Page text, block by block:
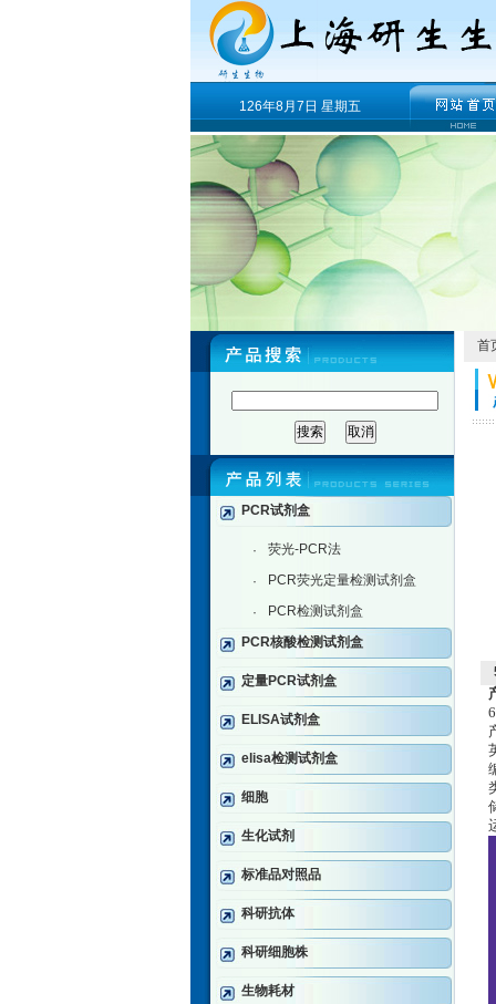
126年8月7日 星期五
PCR试剂盒
· 荧光-PCR法
· PCR荧光定量检测试剂盒
·
PCR检测试剂盒
PCR核酸检测试剂盒
定量PCR试剂盒
ELISA试剂盒
elisa检测试剂盒
细胞
生化试剂
标准品对照品
科研抗体
科研细胞株
生物耗材
首